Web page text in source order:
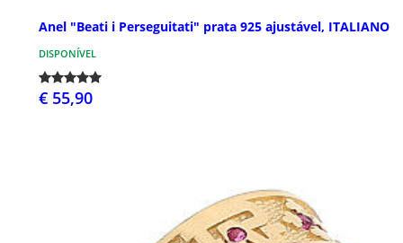
Anel "Beati i Perseguitati" prata 925 ajustável, ITALIANO
DISPONÍVEL
€ 55,90